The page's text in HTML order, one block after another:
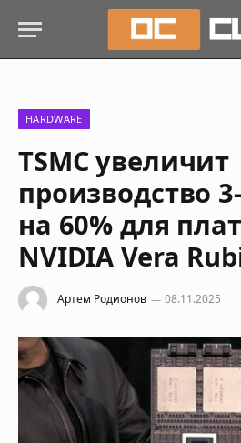
HARDWARE
TSMC увеличит
производство
на 60% для
NVIDIA Vera
Артем Родионов 08.11.2025